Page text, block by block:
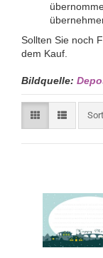
Sollten Sie noch
dem Kauf.
Bildquelle: